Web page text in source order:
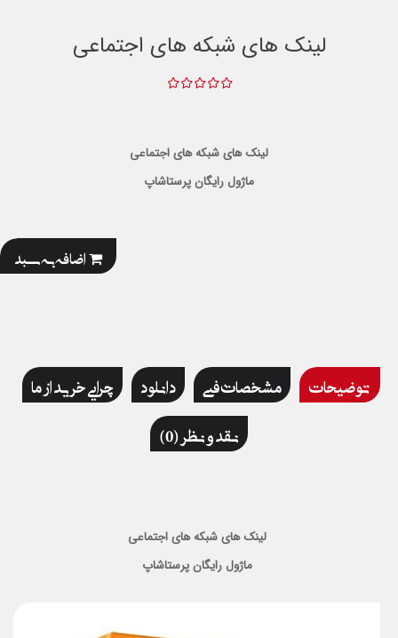
لینک های شبکه های اجتماعی
لینک های شبکه های اجتماعی
ماژول رایگان پرستاشاپ
اضافه به سبد
توضیحات مشخصات فنی دانلود
چرایی خرید از ما
نقد و نظر (0)
لینک های شبکه های اجتماعی
ماژول رایگان پرستاشاپ